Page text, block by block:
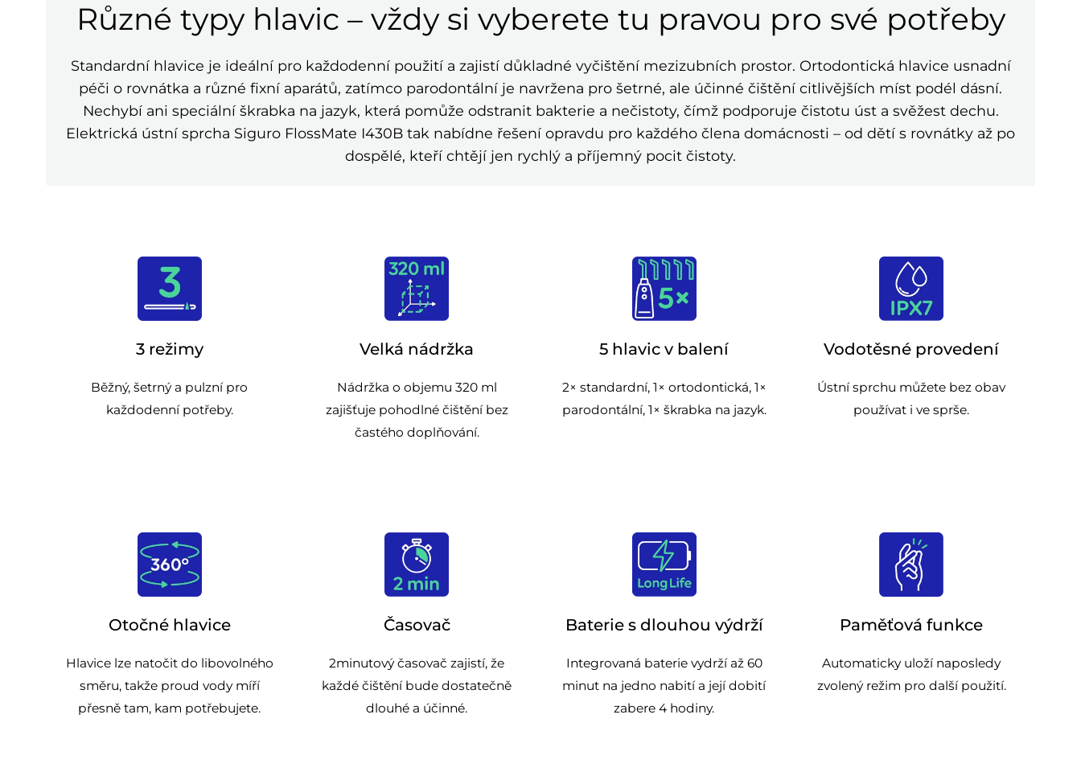
Různé typy hlavic – vždy si vyberete tu pravou pro své potřeby
Standardní hlavice je ideální pro každodenní použití a zajistí důkladné vyčištění mezizubních prostor. Ortodontická hlavice usnadní
péči o rovnátka a různé fixní aparátů, zatímco parodontální je navržena pro šetrné, ale účinné čištění citlivějších míst podél dásní.
Nechybí ani speciální škrabka na jazyk, která pomůže odstranit bakterie a nečistoty, čímž podporuje čistotu úst a svěžest dechu.
Elektrická ústní sprcha Siguro FlossMate I430B tak nabídne řešení opravdu pro každého člena domácnosti – od dětí s rovnátky až po
dospělé, kteří chtějí jen rychlý a příjemný pocit čistoty.
3 režimy
Běžný, šetrný a pulzní pro
každodenní potřeby.
Velká nádržka
Nádržka o objemu 320 ml
zajišťuje pohodlné čištění bez
častého doplňování.
5 hlavic v balení
2× standardní, 1× ortodontická, 1×
parodontální, 1× škrabka na jazyk.
Vodotěsné provedení
Ústní sprchu můžete bez obav
používat i ve sprše.
Otočné hlavice
Hlavice lze natočit do libovolného
směru, takže proud vody míří
přesně tam, kam potřebujete.
Časovač
2minutový časovač zajistí, že
každé čištění bude dostatečně
dlouhé a účinné.
Baterie s dlouhou výdrží
Integrovaná baterie vydrží až 60
minut na jedno nabití a její dobití
zabere 4 hodiny.
Paměťová funkce
Automaticky uloží naposledy
zvolený režim pro další použití.